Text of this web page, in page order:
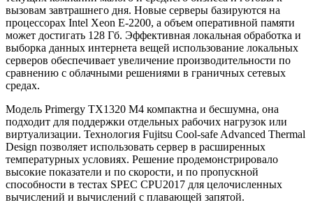
вызовам завтрашнего дня. Новые серверы базируются на
процессорах Intel Xeon E-2200, а объем оперативной памяти
может достигать 128 Гб. Эффективная локальная обработка и
выборка данных интернета вещей использование локальных
серверов обеспечивает увеличение производительности по
сравнению с облачными решениями в граничных сетевых
средах.
Модель Primergy TX1320 M4 компактна и бесшумна, она
подходит для поддержки отдельных рабочих нагрузок или
виртуализации. Технология Fujitsu Cool-safe Advanced Thermal
Design позволяет использовать сервер в расширенных
температурных условиях. Решение продемонстрировало
высокие показатели и по скорости, и по пропускной
способности в тестах SPEC CPU2017 для целочисленных
вычислений и вычислений с плавающей запятой.